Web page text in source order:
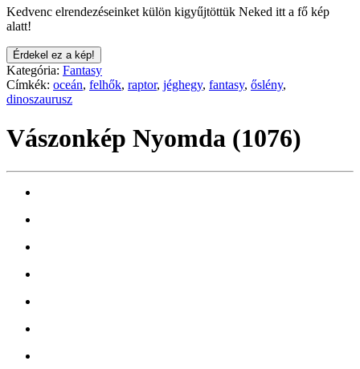
Kedvenc elrendezéseinket külön kigyűjtöttük Neked itt a fő kép
alatt!
Érdekel ez a kép!
Kategória: Fantasy
Címkék: oceán, felhők, raptor, jéghegy, fantasy, őslény,
dinoszaurusz
Vászonkép Nyomda (1076)